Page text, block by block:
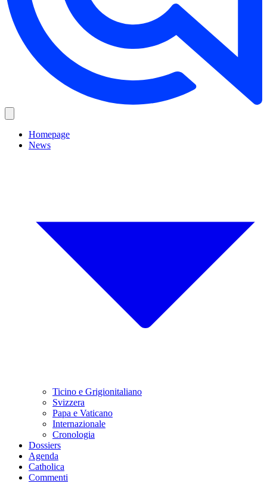
Homepage
News
Ticino e Grigionitaliano
Svizzera
Papa e Vaticano
Internazionale
Cronologia
Dossiers
Agenda
Catholica
Commenti